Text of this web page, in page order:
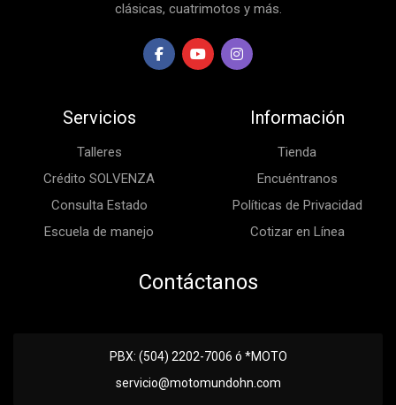
clásicas, cuatrimotos y más.
Servicios
Talleres
Crédito SOLVENZA
Consulta Estado
Escuela de manejo
Información
Tienda
Encuéntranos
Políticas de Privacidad
Cotizar en Línea
Contáctanos
PBX: (504) 2202-7006 ó *MOTO
servicio@motomundohn.com